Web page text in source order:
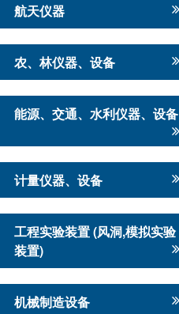
航天仪器
农、林仪器、设备
能源、交通、水利仪器、设备
计量仪器、设备
工程实验装置 (风洞,模拟实验
装置)
机械制造设备